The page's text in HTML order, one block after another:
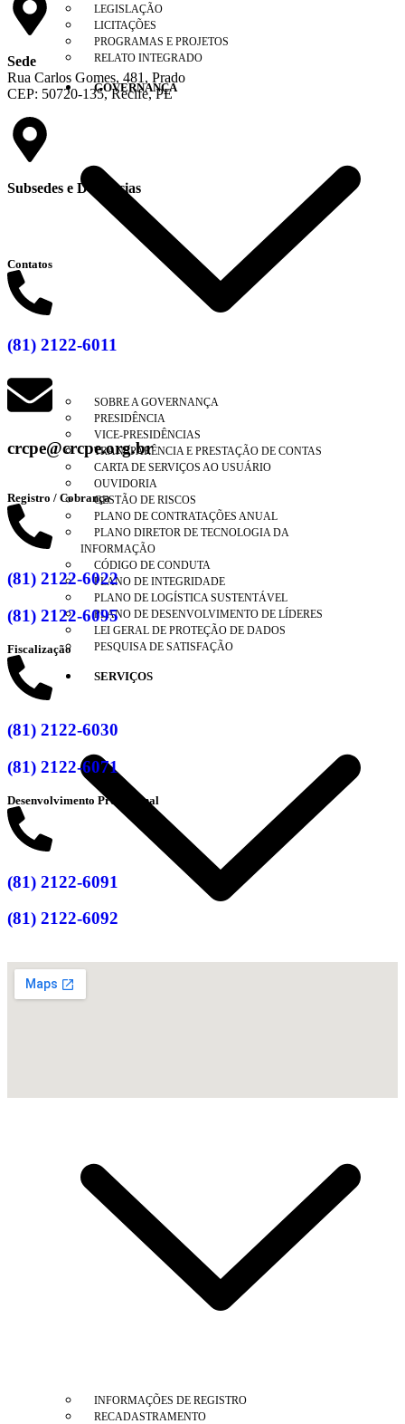
LEGISLAÇÃO
LICITAÇÕES
PROGRAMAS E PROJETOS
RELATO INTEGRADO
GOVERNANÇA
SOBRE A GOVERNANÇA
PRESIDÊNCIA
VICE-PRESIDÊNCIAS
TRANSPARÊNCIA E PRESTAÇÃO DE CONTAS
CARTA DE SERVIÇOS AO USUÁRIO
OUVIDORIA
GESTÃO DE RISCOS
PLANO DE CONTRATAÇÕES ANUAL
PLANO DIRETOR DE TECNOLOGIA DA
INFORMAÇÃO
CÓDIGO DE CONDUTA
PLANO DE INTEGRIDADE
PLANO DE LOGÍSTICA SUSTENTÁVEL
PLANO DE DESENVOLVIMENTO DE LÍDERES
LEI GERAL DE PROTEÇÃO DE DADOS
PESQUISA DE SATISFAÇÃO
SERVIÇOS
INFORMAÇÕES DE REGISTRO
RECADASTRAMENTO
Sede
Rua Carlos Gomes, 481, Prado
CEP: 50720-135, Recife, PE
Subsedes e Delegacias
Contatos
(81) 2122-6011
crcpe@crcpe.org.br
Registro / Cobrança
(81) 2122-6022
(81) 2122-6095
Fiscalização
(81) 2122-6030
(81) 2122-6071
Desenvolvimento Profissional
(81) 2122-6091
(81) 2122-6092